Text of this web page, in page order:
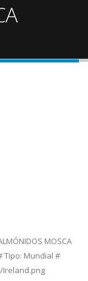
MOSCA
Tipo: Mundial #
Ireland.png